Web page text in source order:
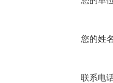
您的姓
联系电